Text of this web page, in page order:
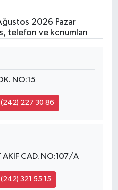
2026 Pazar
telefon ve konumları
NO:15
(242) 227 30 86
AKİF CAD. NO:107/A
321 55 15